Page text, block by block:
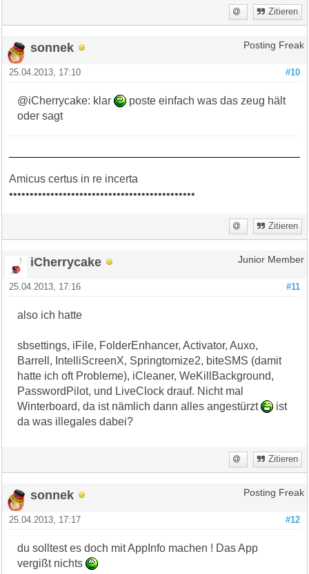
Zitieren
sonnek Posting Freak
#10
25.04.2013, 17:10
@iCherrycake: klar
poste einfach was das zeug hält
oder sagt
Amicus certus in re incerta
•••••••••••••••••••••••••••••••••••••••••••••
Zitieren
iCherrycake Junior Member
#11
25.04.2013, 17:16
also ich hatte
sbsettings, iFile, FolderEnhancer, Activator, Auxo,
Barrell, IntelliScreenX, Springtomize2, biteSMS (damit
hatte ich oft Probleme), iCleaner, WeKillBackground,
PasswordPilot, und LiveClock drauf. Nicht mal
Winterboard, da ist nämlich dann alles angestürzt
ist
da was illegales dabei?
Zitieren
sonnek Posting Freak
#12
25.04.2013, 17:17
du solltest es doch mit AppInfo machen ! Das App
vergißt nichts